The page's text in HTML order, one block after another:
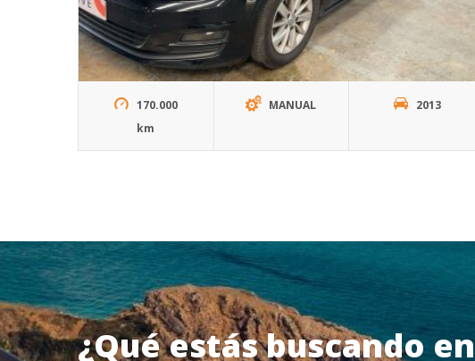
170.000
km
MANUAL 2013
¿Qué estás buscando